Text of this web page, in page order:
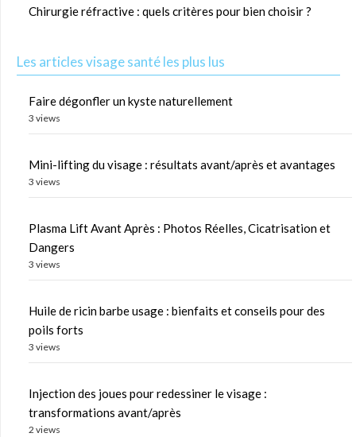
Chirurgie réfractive : quels critères pour bien choisir ?
Les articles visage santé les plus lus
Faire dégonfler un kyste naturellement
3 views
Mini-lifting du visage : résultats avant/après et avantages
3 views
Plasma Lift Avant Après : Photos Réelles, Cicatrisation et
Dangers
3 views
Huile de ricin barbe usage : bienfaits et conseils pour des
poils forts
3 views
Injection des joues pour redessiner le visage :
transformations avant/après
2 views